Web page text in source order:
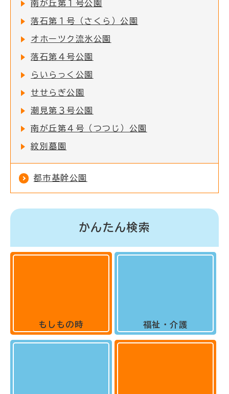
南が丘第１号公園
落石第１号（さくら）公園
オホーツク流氷公園
落石第４号公園
らいらっく公園
せせらぎ公園
潮見第３号公園
南が丘第４号（つつじ）公園
紋別墓園
都市基幹公園
かんたん検索
もしもの時 福祉・介護